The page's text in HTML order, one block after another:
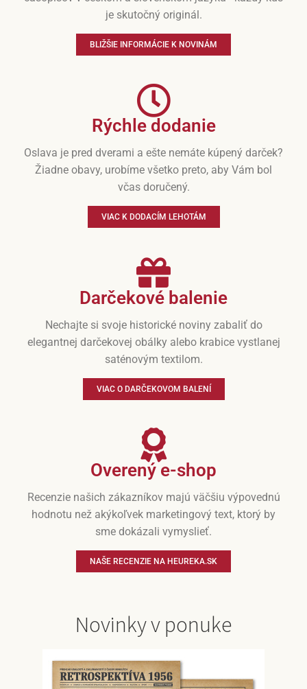
je skutočný originál.
BLIŽŠIE INFORMÁCIE K NOVINÁM
Rýchle dodanie
Oslava je pred dverami a ešte nemáte kúpený darček?
Žiadne obavy, urobíme všetko preto, aby Vám bol
včas doručený.
VIAC K DODACÍM LEHOTÁM
Darčekové balenie
Nechajte si svoje historické noviny zabaliť do
elegantnej darčekovej obálky alebo krabice vystlanej
saténovým textilom.
VIAC O DARČEKOVOM BALENÍ
Overený e-shop
Recenzie našich zákazníkov majú väčšiu výpovednú
hodnotu než akýkoľvek marketingový text, ktorý by
sme dokázali vymyslieť.
NAŠE RECENZIE NA HEUREKA.SK
Novinky v ponuke